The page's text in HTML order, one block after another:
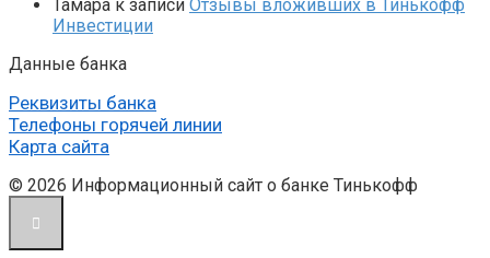
Тамара к записи Отзывы вложивших в Тинькофф
Инвестиции
Данные банка
Реквизиты банка
Телефоны горячей линии
Карта сайта
© 2026 Информационный сайт о банке Тинькофф